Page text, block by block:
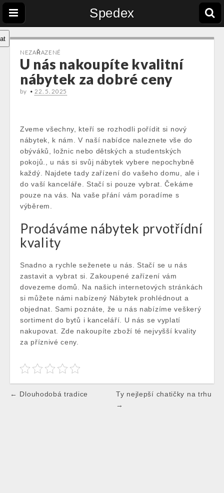
Spedex
NEZAŘAZENÉ
U nás nakoupíte kvalitní
nábytek za dobré ceny
by •22. 5. 2025
Zveme všechny, kteří se rozhodli pořídit si nový
nábytek , k nám. V naší nabídce naleznete vše do
obýváků, ložnic nebo dětských a studentských
pokojů., u nás si svůj nábytek vybere nepochybně
každý. Najdete tady zařízení do vašeho domu, ale i
do vaší kanceláře. Stačí si pouze vybrat. Čekáme
pouze na vás. Na vaše přání vám poradíme s
výběrem.
Prodáváme nábytek prvotřídní
kvality
Snadno a rychle seženete u nás. Stačí se u nás
zastavit a vybrat si. Zakoupené zařízení vám
dovezeme domů. Na našich internetových stránkách
si můžete námi nabízený Nábytek prohlédnout a
objednat. Sami poznáte, že u nás nabízíme veškerý
sortiment do bytů i kanceláří. U nás se vyplatí
nakupovat. Zde nakoupíte zboží té nejvyšší kvality
za příznivé ceny.
Post
← Dlouhodobá tradice
Ty nejlepší chatičky na trhu
→